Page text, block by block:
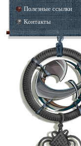
Полезные ссылки
Контакты